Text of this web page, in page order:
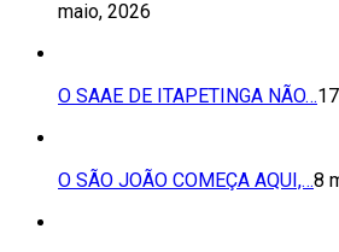
maio, 2026
O SAAE DE ITAPETINGA NÃO…
O SÃO JOÃO COMEÇA AQUI,…8